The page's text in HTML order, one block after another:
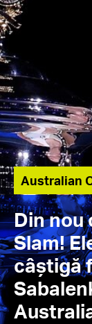
Australian
Din nou
Slam!
câștigă